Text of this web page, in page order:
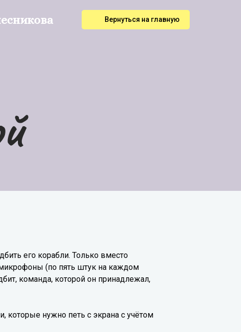
Вернуться на главную
его корабли. Только вместо
(по пять штук на каждом
команда, которой он принадлежал,
которые нужно петь с экрана с учётом